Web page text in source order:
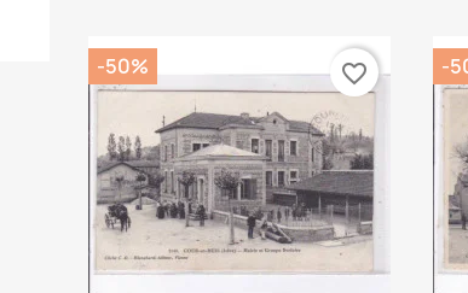
-50% favorite_border -